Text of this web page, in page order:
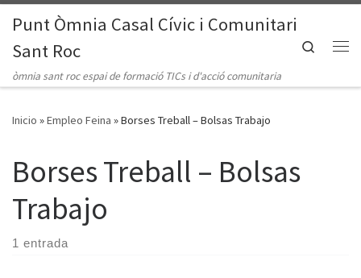
Saltar al contenido
Punt Òmnia Casal Cívic i Comunitari
Sant Roc
òmnia sant roc espai de formació TICs i d'acció comunitaria
Search
Inicio »Empleo Feina »Borses Treball – Bolsas Trabajo
Borses Treball – Bolsas
Trabajo
1 entrada